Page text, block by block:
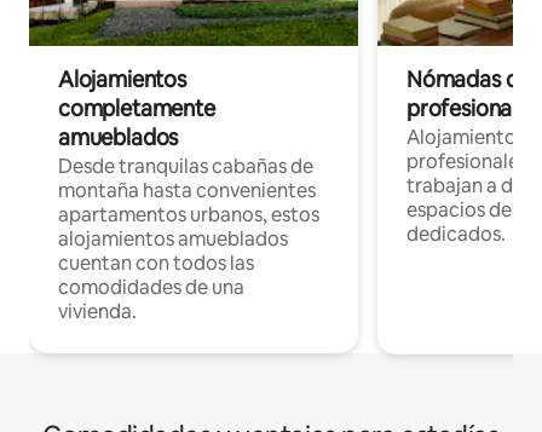
Alojamientos
completamente
amueblados
Desde tranquilas cabañas de
montaña hasta convenientes
apartamentos urbanos, estos
alojamientos amueblados
cuentan con todos las
comodidades de una
vivienda.
Nómadas
Alojamientos
profesionales
trabajan a
espacios de
dedicados.